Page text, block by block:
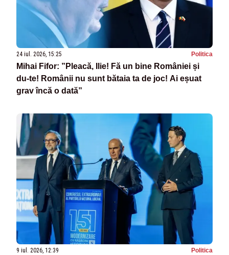
24 iul. 2026, 15:25 Politica
Mihai Fifor: ”Pleacă, Ilie! Fă un bine României și
du-te! Românii nu sunt bătaia ta de joc! Ai eșuat
grav încă o dată”
9 iul. 2026, 12:39 Politica